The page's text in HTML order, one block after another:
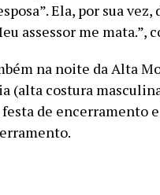
Ela, por sua
assessor me mata.”,
na noite da Alta
(alta costura
de encerramento